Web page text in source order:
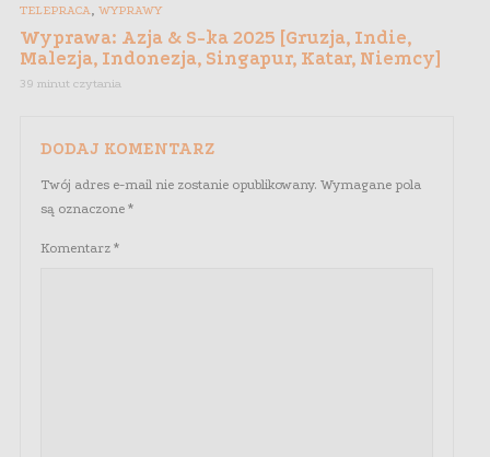
TELEPRACA, WYPRAWY
Wyprawa: Azja & S-ka 2025 [Gruzja, Indie,
Malezja, Indonezja, Singapur, Katar, Niemcy]
39 minut czytania
DODAJ KOMENTARZ
Twój adres e-mail nie zostanie opublikowany. Wymagane pola
są oznaczone *
Komentarz *